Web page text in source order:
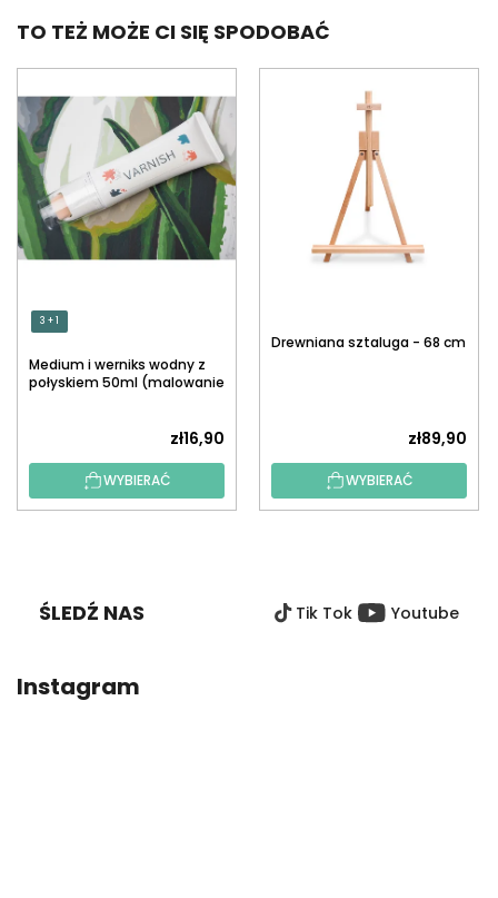
TO TEŻ MOŻE CI SIĘ SPODOBAĆ
3 + 1
Medium i werniks wodny z
połyskiem 50ml (malowanie
zł16,90
WYBIERAĆ
Drewniana sztaluga - 68 cm
zł89,90
WYBIERAĆ
ŚLEDŹ NAS Tik Tok Youtube
Instagram